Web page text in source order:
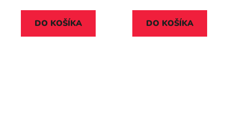
DO KOŠÍKA DO KOŠÍKA